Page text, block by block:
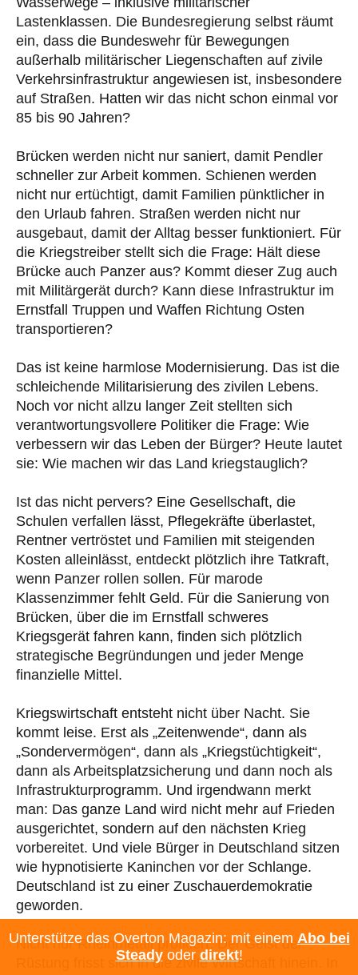
Lastenklassen. Die Bundesregierung selbst räumt
ein, dass die Bundeswehr für Bewegungen
außerhalb militärischer Liegenschaften auf zivile
Verkehrsinfrastruktur angewiesen ist, insbesondere
auf Straßen. Hatten wir das nicht schon einmal vor
85 bis 90 Jahren?
Brücken werden nicht nur saniert, damit Pendler
schneller zur Arbeit kommen. Schienen werden
nicht nur ertüchtigt, damit Familien pünktlicher in
den Urlaub fahren. Straßen werden nicht nur
ausgebaut, damit der Alltag besser funktioniert. Für
die Kriegstreiber stellt sich die Frage: Hält diese
Brücke auch Panzer aus? Kommt dieser Zug auch
mit Militärgerät durch? Kann diese Infrastruktur im
Ernstfall Truppen und Waffen Richtung Osten
transportieren?
Das ist keine harmlose Modernisierung. Das ist die
schleichende Militarisierung des zivilen Lebens.
Noch vor nicht allzu langer Zeit stellten sich
verantwortungsvollere Politiker die Frage: Wie
verbessern wir das Leben der Bürger? Heute lautet
sie: Wie machen wir das Land kriegstauglich?
Ist das nicht pervers? Eine Gesellschaft, die
Schulen verfallen lässt, Pflegekräfte überlastet,
Rentner vertröstet und Familien mit steigenden
Kosten alleinlässt, entdeckt plötzlich ihre Tatkraft,
wenn Panzer rollen sollen. Für marode
Klassenzimmer fehlt Geld. Für die Sanierung von
Brücken, über die im Ernstfall schweres
Kriegsgerät fahren kann, finden sich plötzlich
strategische Begründungen und jeder Menge
finanzielle Mittel.
Kriegswirtschaft entsteht nicht über Nacht. Sie
kommt leise. Erst als „Zeitenwende“, dann als
„Sondervermögen“, dann als „Kriegstüchtigkeit“,
dann als Arbeitsplatzsicherung und dann noch als
Infrastrukturprogramm. Und irgendwann merkt
man: Das ganze Land wird nicht mehr auf Frieden
ausgerichtet, sondern auf den nächsten Krieg
vorbereitet. Und viele Bürger in Deutschland sitzen
wie hypnotisierte Kaninchen vor der Schlange.
Deutschland ist zu einer Zuschauerdemokratie
geworden.
Nicht nur Rheinmetall profitiert. Der Geist der
Rüstung frisst sich in die zivile Wirtschaft hinein. In
Unterstütze das Overton Magazin: mit einem Abo bei
Steadyoder direkt!